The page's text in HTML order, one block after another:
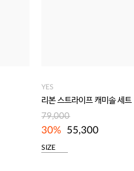
YES
리본 스트라이프 캐미솔 세트
79,000
30% 55,300
SIZE